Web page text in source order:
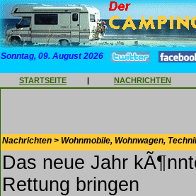
Sonntag, 09. August 2026
STARTSEITE | NACHRICHTEN
Nachrichten > Wohnmobile, Wohnwagen,
Das neue Jahr
Rettung bringen